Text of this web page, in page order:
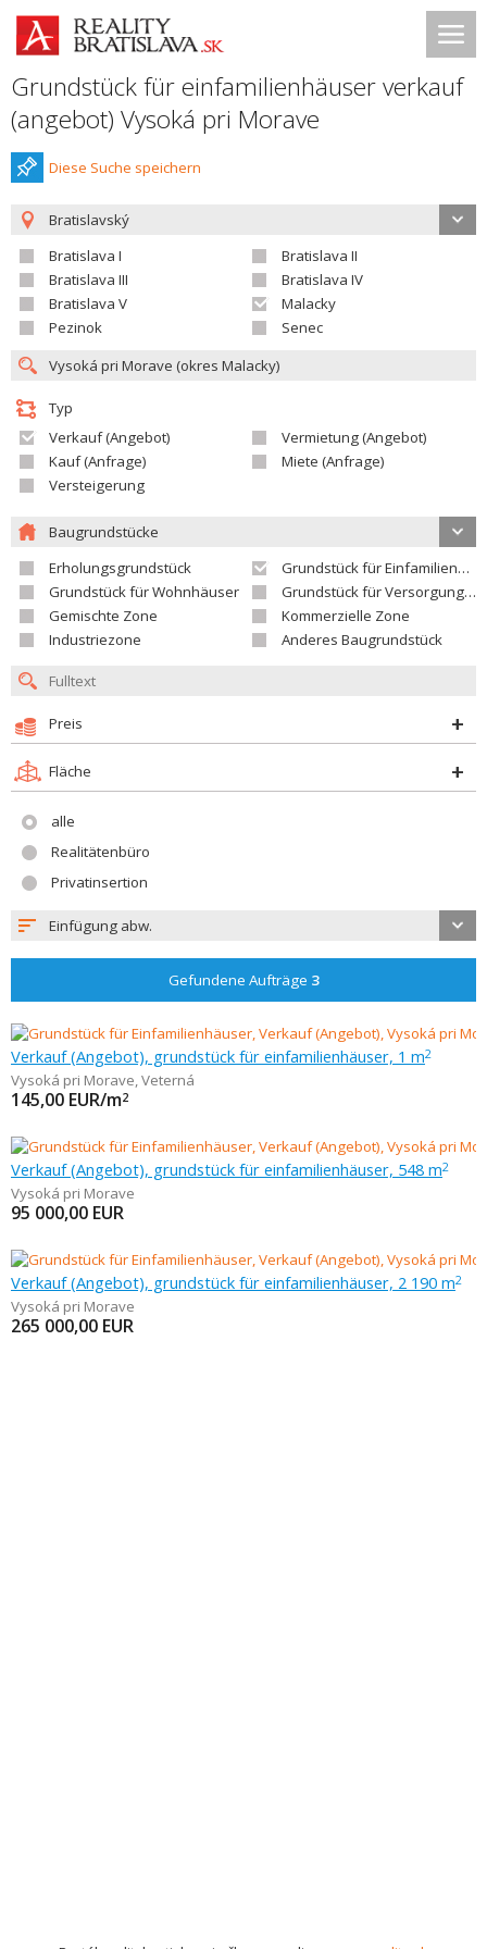
Grundstück für einfamilienhäuser verkauf
(angebot) Vysoká pri Morave
Diese Suche speichern
Bratislavský
Bratislava I
Bratislava II
Bratislava III
Bratislava IV
Bratislava V
Malacky
Pezinok
Senec
Typ
Verkauf (Angebot)
Vermietung (Angebot)
Kauf (Anfrage)
Miete (Anfrage)
Versteigerung
Baugrundstücke
Erholungsgrundstück
Grundstück für Einfamilienhäuser
Grundstück für Wohnhäuser
Grundstück für Versorgungseinrichtungen
Gemischte Zone
Kommerzielle Zone
Industriezone
Anderes Baugrundstück
Preis
Fläche
alle
Realitätenbüro
Privatinsertion
Einfügung abw.
Gefundene Aufträge 3
Verkauf (Angebot), grundstück für einfamilienhäuser, 1 m2
Vysoká pri Morave,Veterná
145,00 EUR/m2
Verkauf (Angebot), grundstück für einfamilienhäuser, 548 m2
Vysoká pri Morave
95 000,00 EUR
Verkauf (Angebot), grundstück für einfamilienhäuser, 2 190 m2
Vysoká pri Morave
265 000,00 EUR